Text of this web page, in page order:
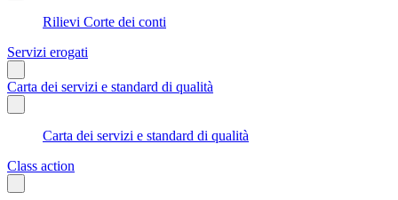
Rilievi Corte dei conti
Servizi erogati
Carta dei servizi e standard di qualità
Carta dei servizi e standard di qualità
Class action